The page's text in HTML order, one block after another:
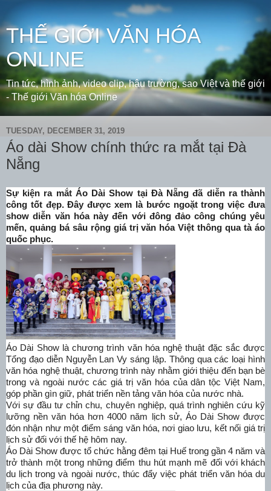
THẾ GIỚI VĂN HÓA
ONLINE
Tin tức, hình ảnh, video clip, hậu trường, sao Việt và thế giới
- Thế giới Văn hóa Online
TUESDAY, DECEMBER 31, 2019
Áo dài Show chính thức ra mắt tại Đà
Nẵng
Sự kiện ra mắt Áo Dài Show tại Đà Nẵng đã diễn ra thành
công tốt đẹp. Đây được xem là bước ngoặt trong việc đưa
show diễn văn hóa này đến với đông đảo công chúng yêu
mến, quảng bá sâu rộng giá trị văn hóa Việt thông qua tà áo
quốc phục.
Áo Dài Show là chương trình văn hóa nghệ thuật đặc sắc được
Tổng đạo diễn Nguyễn Lan Vy sáng lập. Thông qua các loại hình
văn hóa nghệ thuật, chương trình này nhằm giới thiệu đến bạn bè
trong và ngoài nước các giá trị văn hóa của dân tộc Việt Nam,
góp phần gìn giữ, phát triển nền tảng văn hóa của nước nhà.
Với sự đầu tư chỉn chu, chuyên nghiệp, quá trình nghiên cứu kỹ
lưỡng nền văn hóa hơn 4000 năm lịch sử, Áo Dài Show được
đón nhận như một điểm sáng văn hóa, nơi giao lưu, kết nối giá trị
lịch sử đối với thế hệ hôm nay.
Áo Dài Show được tổ chức hằng đêm tại Huế trong gần 4 năm và
trở thành một trong những điểm thu hút mạnh mẽ đối với khách
du lịch trong và ngoài nước, thúc đẩy việc phát triển văn hóa du
lịch của địa phương này.